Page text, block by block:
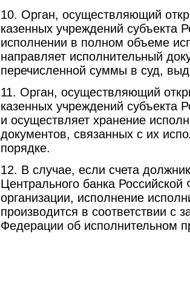
10. Орган, осуществляющий
казенных учреждений субъекта
исполнении в полном объеме
направляет исполнительный
перечисленной суммы в суд,
11. Орган, осуществляющий
казенных учреждений субъекта
и осуществляет хранение
документов, связанных с их
порядке.
12. В случае, если счета
Центрального банка
организации, исполнение
производится в соответствии с
Федерации об исполнительном